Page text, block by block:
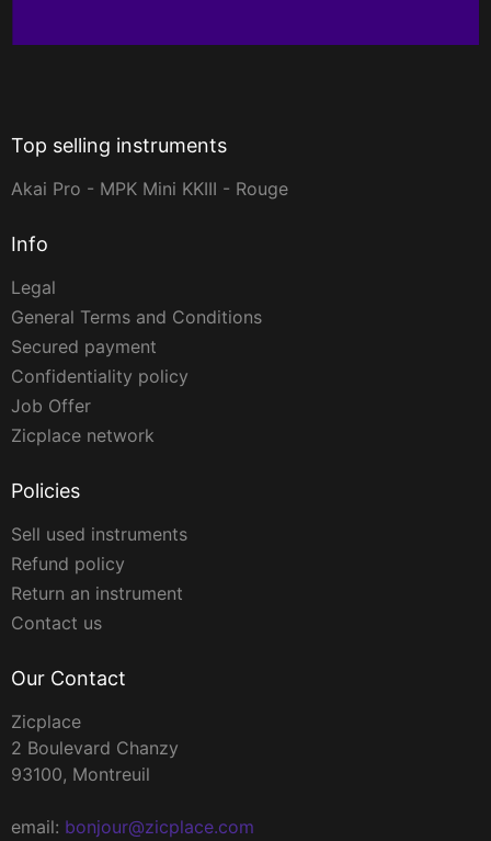
Top selling instruments
Akai Pro - MPK Mini KKIII - Rouge
Info
Legal
General Terms and Conditions
Secured payment
Confidentiality policy
Job Offer
Zicplace network
Policies
Sell used instruments
Refund policy
Return an instrument
Contact us
Our Contact
Zicplace
2 Boulevard Chanzy
93100, Montreuil
email: bonjour@zicplace.com